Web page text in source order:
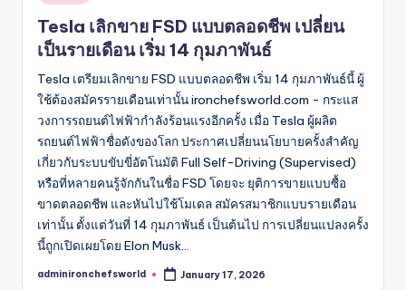
in
Tesla เลิกขาย FSD แบบตลอดชีพ เปลี่ยน
เป็นรายเดือน เริ่ม 14 กุมภาพันธ์
Tesla เตรียมเลิกขาย FSD แบบตลอดชีพ เริ่ม 14 กุมภาพันธ์นี้ ผู้
ใช้ต้องสมัครรายเดือนเท่านั้น ironchefsworld.com - กระแส
วงการรถยนต์ไฟฟ้ากำลังร้อนแรงอีกครั้ง เมื่อ Tesla ผู้ผลิต
รถยนต์ไฟฟ้าชื่อดังของโลก ประกาศเปลี่ยนนโยบายครั้งสำคัญ
เกี่ยวกับระบบขับขี่อัตโนมัติ Full Self-Driving (Supervised)
หรือที่หลายคนรู้จักกันในชื่อ FSD โดยจะ ยุติการขายแบบซื้อ
ขาดตลอดชีพ และหันไปใช้โมเดล สมัครสมาชิกแบบรายเดือน
เท่านั้น ตั้งแต่วันที่ 14 กุมภาพันธ์ เป็นต้นไป การเปลี่ยนแปลงครั้ง
นี้ถูกเปิดเผยโดย Elon Musk…
Posted
adminironchefsworld January 17, 2026